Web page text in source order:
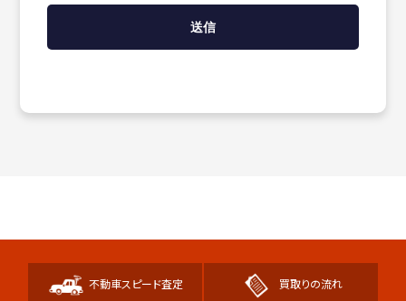
不動車スピード査定 買取りの流れ